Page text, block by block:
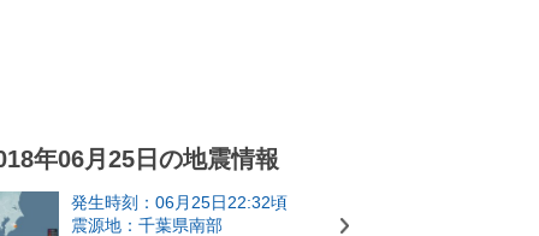
年06月25日の地震情報
発生時刻：06月25日22:32頃
震源地：千葉県南部